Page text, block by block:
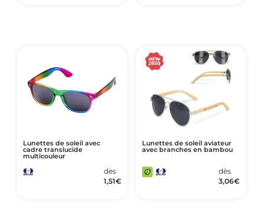
Lunettes de soleil avec
cadre translucide
multicouleur
dès
1,51€
Lunettes de soleil aviateur
avec branches en bambou
dès
3,06€